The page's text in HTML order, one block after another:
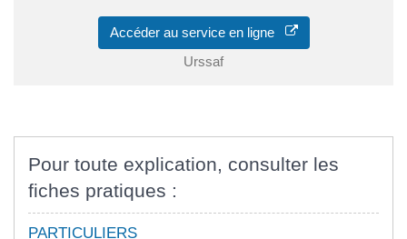
Accéder au service en ligne
Urssaf
Pour toute explication, consulter les
fiches pratiques :
PARTICULIERS